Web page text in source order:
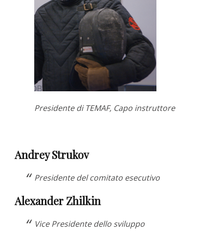
Presidente di TEMAF, Capo instruttore
Andrey Strukov
Presidente del comitato esecutivo
Alexander Zhilkin
Vice Presidente dello sviluppo